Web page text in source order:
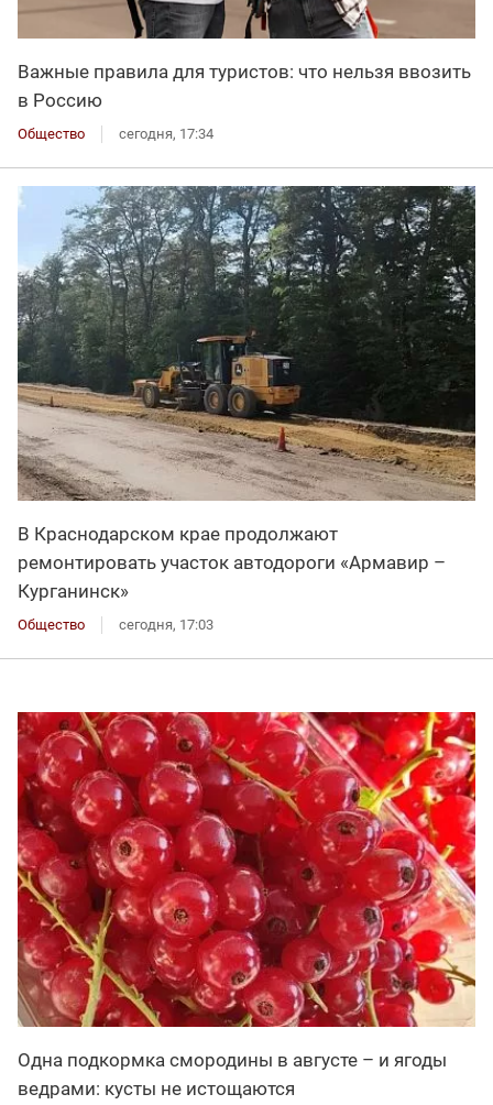
Важные правила для туристов: что нельзя ввозить
в Россию
Общество сегодня, 17:34
В Краснодарском крае продолжают
ремонтировать участок автодороги «Армавир –
Курганинск»
Общество сегодня, 17:03
Одна подкормка смородины в августе – и ягоды
ведрами: кусты не истощаются